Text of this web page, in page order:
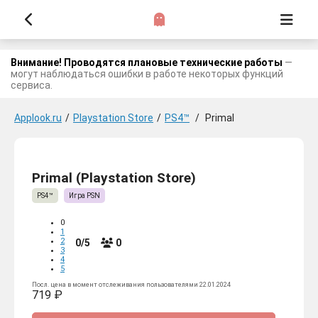
Внимание! Проводятся плановые технические работы —
могут наблюдаться ошибки в работе некоторых функций
сервиса.
Applook.ru / Playstation Store / PS4™ / Primal
Primal (Playstation Store)
PS4™ Игра PSN
0
1
2
3
4
5
0/5 0
Посл. цена в момент отслеживания пользователями 22.01.2024
719 ₽